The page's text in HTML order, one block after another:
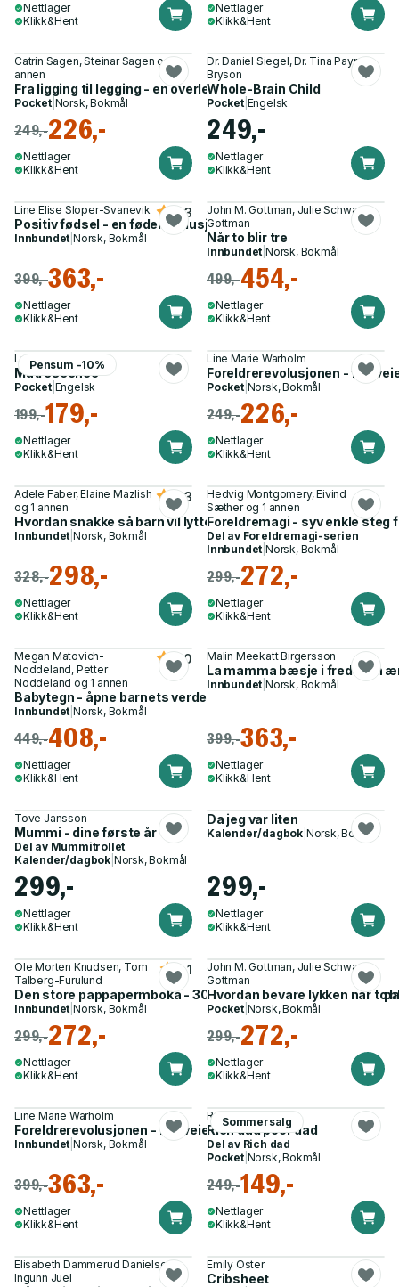
Nettlager
Klikk&Hent
Nettlager
Klikk&Hent
Catrin Sagen, Steinar Sagen og 1
annen
Fra ligging til legging - en overlevelsesguide til paret
Pocket| Norsk, Bokmål
249,-226,-
Nettlager
Klikk&Hent
Dr. Daniel Siegel, Dr. Tina Payne
Bryson
Whole-Brain Child
Pocket| Engelsk
249,-
Nettlager
Klikk&Hent
Line Elise Sloper-Svanevik
Positiv fødsel - en føderevolusjon
4.3
Innbundet |Norsk, Bokmål
399,-363,-
Nettlager
Klikk&Hent
John M. Gottman, Julie Schwartz
Gottman
Når to blir tre
Innbundet |Norsk, Bokmål
499,-454,-
Nettlager
Klikk&Hent
Pensum -10%
Lucy Jones
Matrescence
Pocket| Engelsk
199,-179,-
Nettlager
Klikk&Hent
Line Marie Warholm
Foreldrerevolusjonen - fire
Pocket| Norsk, Bokmål
249,-226,-
Nettlager
Klikk&Hent
Adele Faber, Elaine Mazlish
og 1 annen
Hvordan snakke så barn vil lytte & lytte så barn vil snakke
4.3
Innbundet |Norsk, Bokmål
328,-298,-
Nettlager
Klikk&Hent
Hedvig Montgomery, Eivind
Sæther og 1 annen
Foreldremagi - syv enkle steg
Del av Foreldremagi-serien
Innbundet |Norsk, Bokmål
299,-272,-
Nettlager
Klikk&Hent
Megan Matovich-
Noddeland, Petter
Noddeland og 1 annen
Babytegn - åpne barnets verden
5.0
Innbundet |Norsk, Bokmål
449,-408,-
Nettlager
Klikk&Hent
Malin Meekatt Birgersson
La mamma bæsje i fred! - en
Innbundet |Norsk, Bokmål
399,-363,-
Nettlager
Klikk&Hent
Tove Jansson
Mummi - dine første år
Del av Mummitrollet
Kalender/dagbok Norsk, Bokmål
299,-
Nettlager
Klikk&Hent
Da jeg var liten
Kalender/dagbok Norsk, Bokmål
299,-
Nettlager
Klikk&Hent
Ole Morten Knudsen, Tom
Talberg-Furulund
Den store pappapermboka - 30 aktiviteter du bør gjøre i
4.1
Innbundet |Norsk, Bokmål
299,-272,-
Nettlager
Klikk&Hent
John M. Gottman, Julie Schwartz
Gottman
Hvordan bevare lykken når to
Pocket| Norsk, Bokmål
299,-272,-
Nettlager
Klikk&Hent
Line Marie Warholm
Foreldrerevolusjonen - fire veier til robuste barn
Innbundet |Norsk, Bokmål
399,-363,-
Nettlager
Klikk&Hent
Sommersalg
Robert T. Kiyosaki
Rich dad poor dad
Del av Rich dad
Pocket| Norsk, Bokmål
249,-149,-
Nettlager
Klikk&Hent
Elisabeth Dammerud Danielsen,
Ingunn Juel
Emily Oster
Cribsheet